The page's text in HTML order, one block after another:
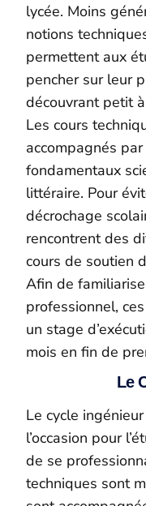
lycée. Moins
notions
permettent aux
pencher sur leur
découvrant petit
Les cours
accompagnés
fondamentaux
littéraire. Pour
décrochage
rencontrent des
cours de soutien
Afin de
professionnel,
un stage
mois en fin de
Le
Le cycle
l’occasion pour
de se
techniques sont